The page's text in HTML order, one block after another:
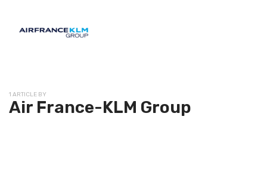
1 ARTICLE BY
Air France-KLM Group